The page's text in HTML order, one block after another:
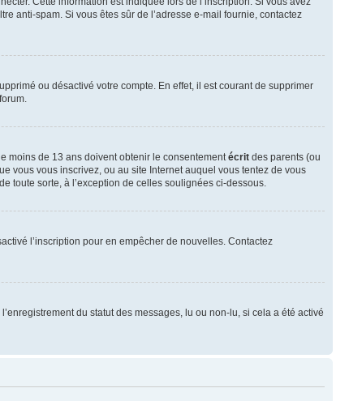
anti-spam. Si vous êtes sûr de l’adresse e-mail fournie, contactez
ou désactivé votre compte. En effet, il est courant de supprimer
moins de 13 ans doivent obtenir le consentement écrit des parents (ou
vous vous inscrivez, ou au site Internet auquel vous tentez de vous
toute sorte, à l’exception de celles soulignées ci-dessous.
l’inscription pour en empêcher de nouvelles. Contactez
du statut des messages, lu ou non-lu, si cela a été activé